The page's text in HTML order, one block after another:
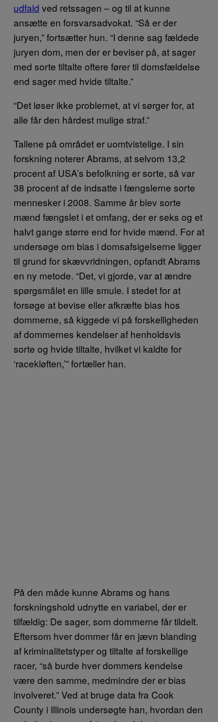
udfald ved retssagen – og til at kunne
ansætte en forsvarsadvokat. “Så er der
juryen,” fortsætter hun. “I denne sag fældede
juryen dom, men der er beviser på, at sager
med sorte tiltalte oftere fører til domsfældelse
end sager med hvide tiltalte.”
“Det løser ikke problemet, at vi sørger for, at
alle får den hårdest mulige straf.”
Tallene på området er uomtvistelige. I sin
forskning noterer Abrams, at selvom 13,2
procent af USA’s befolkning er sorte, så var
38 procent af de indsatte i fængslerne sorte
mennesker i 2008. Samme år blev sorte
mænd fængslet i et omfang, der er seks og et
halvt gange større end for hvide mænd. For at
undersøge om bias i domsafsigelserne ligger
til grund for skævvridningen, opfandt Abrams
en ny metode. “Det, vi gjorde, var at ændre
spørgsmålet en lille smule. I stedet for at
forsøge at bevise eller afkræfte bias hos
dommerne, så kiggede vi på forskelligheden
af dommernes kendelser af henholdsvis
sorte og hvide tiltalte, hvilket vi kaldte for
‘racekløften,’” fortæller han.
På den måde kunne Abrams og hans
forskningshold udnytte en variabel, der er
tilfældig: De sager, som dommerne får tildelt.
Eftersom hver dommer får en jævn blanding
af kriminalitetstyper og tiltalte af forskellige
racer, “så burde hver dommers kendelse
være den samme, medmindre der er bias
involveret.” Ved at bruge data fra Cook
County i Illinois undersøgte han, hvordan den